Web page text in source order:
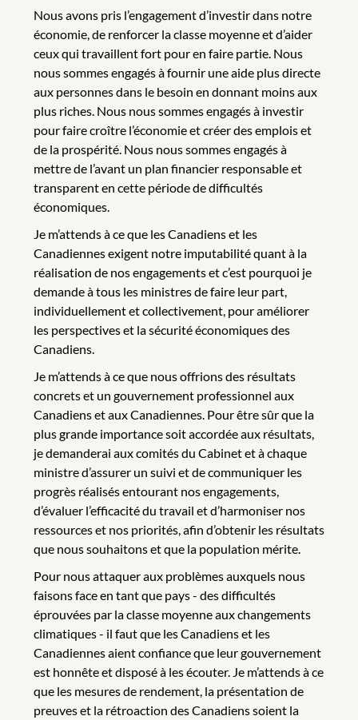
Nous avons pris l’engagement d’investir dans notre
économie, de renforcer la classe moyenne et d’aider
ceux qui travaillent fort pour en faire partie. Nous
nous sommes engagés à fournir une aide plus directe
aux personnes dans le besoin en donnant moins aux
plus riches. Nous nous sommes engagés à investir
pour faire croître l’économie et créer des emplois et
de la prospérité. Nous nous sommes engagés à
mettre de l’avant un plan financier responsable et
transparent en cette période de difficultés
économiques.
Je m’attends à ce que les Canadiens et les
Canadiennes exigent notre imputabilité quant à la
réalisation de nos engagements et c’est pourquoi je
demande à tous les ministres de faire leur part,
individuellement et collectivement, pour améliorer
les perspectives et la sécurité économiques des
Canadiens.
Je m’attends à ce que nous offrions des résultats
concrets et un gouvernement professionnel aux
Canadiens et aux Canadiennes. Pour être sûr que la
plus grande importance soit accordée aux résultats,
je demanderai aux comités du Cabinet et à chaque
ministre d’assurer un suivi et de communiquer les
progrès réalisés entourant nos engagements,
d’évaluer l’efficacité du travail et d’harmoniser nos
ressources et nos priorités, afin d’obtenir les résultats
que nous souhaitons et que la population mérite.
Pour nous attaquer aux problèmes auxquels nous
faisons face en tant que pays - des difficultés
éprouvées par la classe moyenne aux changements
climatiques - il faut que les Canadiens et les
Canadiennes aient confiance que leur gouvernement
est honnête et disposé à les écouter. Je m’attends à ce
que les mesures de rendement, la présentation de
preuves et la rétroaction des Canadiens soient la